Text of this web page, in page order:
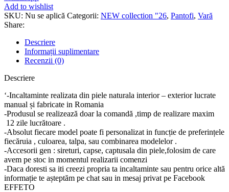
naturala
Cinderella
Add to wishlist
SKU: Nu se aplică Categorii: NEW collection "26, Pantofi, Vară
Share:
Descriere
Informații suplimentare
Recenzii (0)
Descriere
‘-Incaltaminte realizata din piele naturala interior – exterior lucrate
manual și fabricate in Romania
-Produsul se realizează doar la comandă ,timp de realizare maxim
12 zile lucrătoare .
-Absolut fiecare model poate fi personalizat in funcție de preferințele
fiecăruia , culoarea, talpa, sau combinarea modelelor .
-Accesorii gen : sireturi, capse, captusala din piele,folosim de care
avem pe stoc in momentul realizarii comenzi
-Daca doresti sa iti creezi propria ta incaltaminte sau pentru orice altă
informație te așteptăm pe chat sau in mesaj privat pe Facebook
EFFETO